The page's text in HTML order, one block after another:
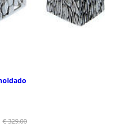
€ 329,00